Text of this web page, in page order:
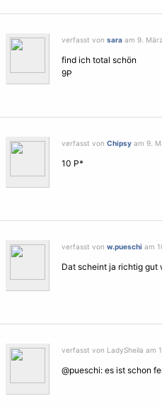
verfasst von sara am 9.
find ich total schön
9P
verfasst von Chipsy am 9.
10 P*
verfasst von w.pueschi am
Dat scheint ja richtig gut
verfasst von LadySheila am
@pueschi: es ist schon